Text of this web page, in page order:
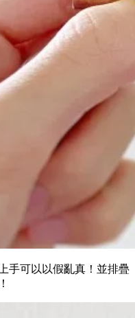
手可以以假亂真！並排疊